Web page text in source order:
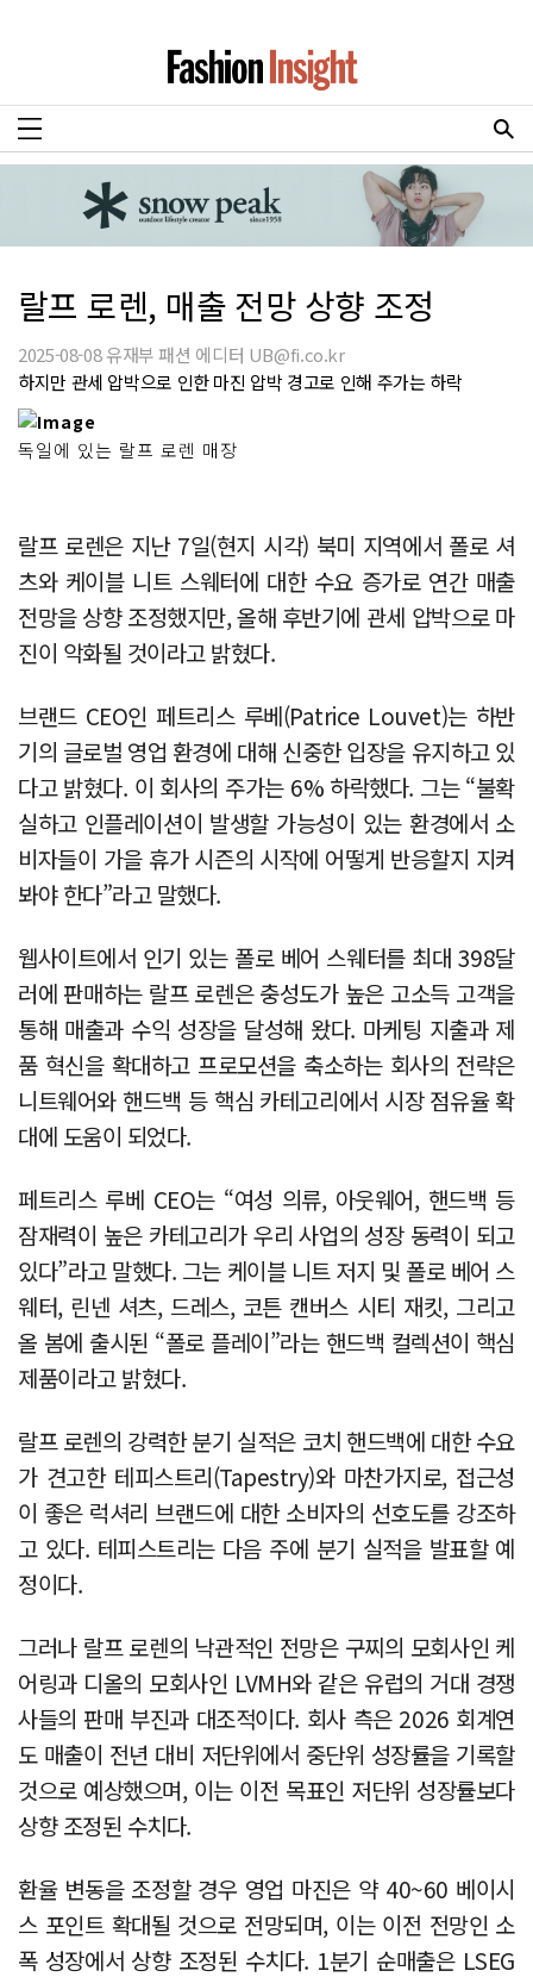
랄프 로렌, 매출 전망 상향 조정
2025-08-08 유재부 패션 에디터 UB@fi.co.kr
하지만 관세 압박으로 인한 마진 압박 경고로 인해 주가는 하락
독일에 있는 랄프 로렌 매장
랄프 로렌은 지난 7일(현지 시각) 북미 지역에서 폴로 셔
츠와 케이블 니트 스웨터에 대한 수요 증가로 연간 매출
전망을 상향 조정했지만, 올해 후반기에 관세 압박으로 마
진이 악화될 것이라고 밝혔다.
브랜드 CEO인 페트리스 루베(Patrice Louvet)는 하반
기의 글로벌 영업 환경에 대해 신중한 입장을 유지하고 있
다고 밝혔다. 이 회사의 주가는 6% 하락했다. 그는 “불확
실하고 인플레이션이 발생할 가능성이 있는 환경에서 소
비자들이 가을 휴가 시즌의 시작에 어떻게 반응할지 지켜
봐야 한다”라고 말했다.
웹사이트에서 인기 있는 폴로 베어 스웨터를 최대 398달
러에 판매하는 랄프 로렌은 충성도가 높은 고소득 고객을
통해 매출과 수익 성장을 달성해 왔다. 마케팅 지출과 제
품 혁신을 확대하고 프로모션을 축소하는 회사의 전략은
니트웨어와 핸드백 등 핵심 카테고리에서 시장 점유율 확
대에 도움이 되었다.
페트리스 루베 CEO는 “여성 의류, 아웃웨어, 핸드백 등
잠재력이 높은 카테고리가 우리 사업의 성장 동력이 되고
있다”라고 말했다. 그는 케이블 니트 저지 및 폴로 베어 스
웨터, 린넨 셔츠, 드레스, 코튼 캔버스 시티 재킷, 그리고
올 봄에 출시된 “폴로 플레이”라는 핸드백 컬렉션이 핵심
제품이라고 밝혔다.
랄프 로렌의 강력한 분기 실적은 코치 핸드백에 대한 수요
가 견고한 테피스트리(Tapestry)와 마찬가지로, 접근성
이 좋은 럭셔리 브랜드에 대한 소비자의 선호도를 강조하
고 있다. 테피스트리는 다음 주에 분기 실적을 발표할 예
정이다.
그러나 랄프 로렌의 낙관적인 전망은 구찌의 모회사인 케
어링과 디올의 모회사인 LVMH와 같은 유럽의 거대 경쟁
사들의 판매 부진과 대조적이다. 회사 측은 2026 회계연
도 매출이 전년 대비 저단위에서 중단위 성장률을 기록할
것으로 예상했으며, 이는 이전 목표인 저단위 성장률보다
상향 조정된 수치다.
환율 변동을 조정할 경우 영업 마진은 약 40~60 베이시
스 포인트 확대될 것으로 전망되며, 이는 이전 전망인 소
폭 성장에서 상향 조정된 수치다. 1분기 순매출은 LSEG